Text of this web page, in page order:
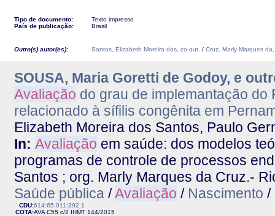
Tipo de documento:
Texto impresso
País de publicação:
Brasil
Outro(s) autor(es): Santos, Elizabeth Moreira dos, co-aut. / Cruz, Marly Marques
SOUSA, Maria Goretti de Godoy, e
Avaliação do grau de implemantação
relacionado à sífilis congênita em
Elizabeth Moreira dos Santos, Paulo
In: Avaliação em saúde: dos modelos
programas de controle de processos
Santos ; org. Marly Marques da Cruz.-
Saúde pública /Avaliação / Nascimento /
CDU:614:65.011:392.1
COTA:AVA C55 c/2 IHMT 144/2015